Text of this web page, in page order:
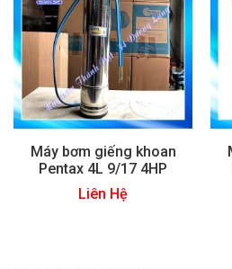
Máy bơm giếng khoan
Pentax 4L 9/17 4HP
Liên Hệ